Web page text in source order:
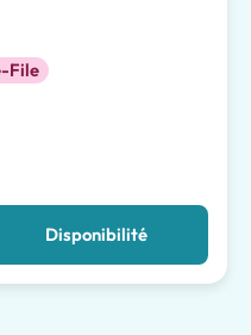
File
Disponibilité